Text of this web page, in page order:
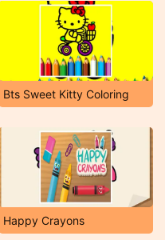
Bts Sweet Kitty Coloring
Happy Crayons